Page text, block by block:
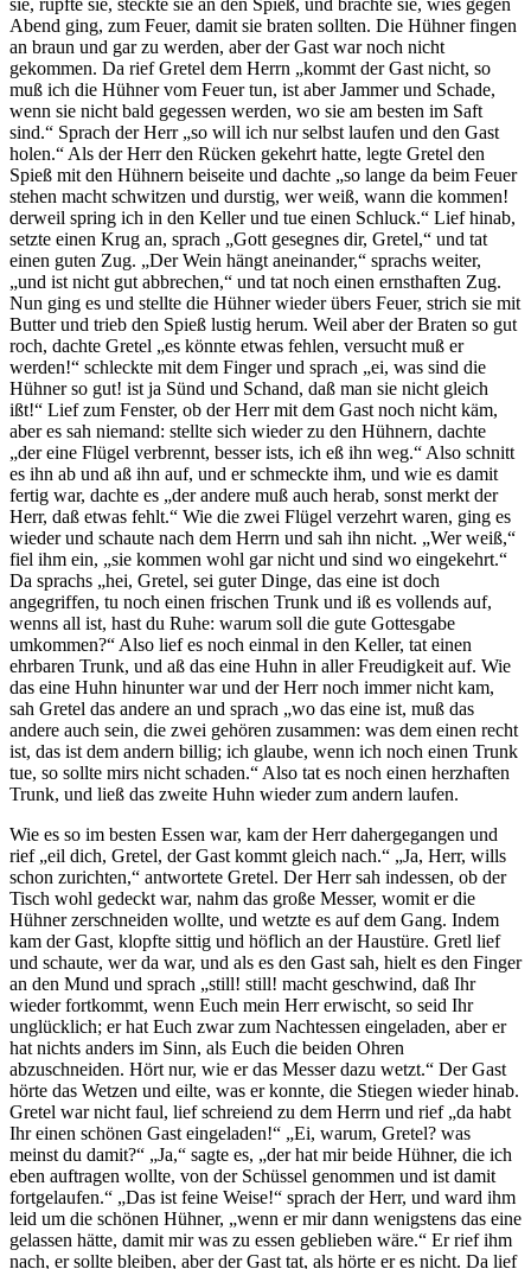
Abend ging, zum Feuer, damit sie braten sollten. Die Hühner fingen
an braun und gar zu werden, aber der Gast war noch nicht
gekommen. Da rief Gretel dem Herrn „kommt der Gast nicht, so
muß ich die Hühner vom Feuer tun, ist aber Jammer und Schade,
wenn sie nicht bald gegessen werden, wo sie am besten im Saft
sind.“ Sprach der Herr „so will ich nur selbst laufen und den Gast
holen.“ Als der Herr den Rücken gekehrt hatte, legte Gretel den
Spieß mit den Hühnern beiseite und dachte „so lange da beim Feuer
stehen macht schwitzen und durstig, wer weiß, wann die kommen!
derweil spring ich in den Keller und tue einen Schluck.“ Lief hinab,
setzte einen Krug an, sprach „Gott gesegnes dir, Gretel,“ und tat
einen guten Zug. „Der Wein hängt aneinander,“ sprachs weiter,
„und ist nicht gut abbrechen,“ und tat noch einen ernsthaften Zug.
Nun ging es und stellte die Hühner wieder übers Feuer, strich sie mit
Butter und trieb den Spieß lustig herum. Weil aber der Braten so gut
roch, dachte Gretel „es könnte etwas fehlen, versucht muß er
werden!“ schleckte mit dem Finger und sprach „ei, was sind die
Hühner so gut! ist ja Sünd und Schand, daß man sie nicht gleich
ißt!“ Lief zum Fenster, ob der Herr mit dem Gast noch nicht käm,
aber es sah niemand: stellte sich wieder zu den Hühnern, dachte
„der eine Flügel verbrennt, besser ists, ich eß ihn weg.“ Also schnitt
es ihn ab und aß ihn auf, und er schmeckte ihm, und wie es damit
fertig war, dachte es „der andere muß auch herab, sonst merkt der
Herr, daß etwas fehlt.“ Wie die zwei Flügel verzehrt waren, ging es
wieder und schaute nach dem Herrn und sah ihn nicht. „Wer weiß,“
fiel ihm ein, „sie kommen wohl gar nicht und sind wo eingekehrt.“
Da sprachs „hei, Gretel, sei guter Dinge, das eine ist doch
angegriffen, tu noch einen frischen Trunk und iß es vollends auf,
wenns all ist, hast du Ruhe: warum soll die gute Gottesgabe
umkommen?“ Also lief es noch einmal in den Keller, tat einen
ehrbaren Trunk, und aß das eine Huhn in aller Freudigkeit auf. Wie
das eine Huhn hinunter war und der Herr noch immer nicht kam,
sah Gretel das andere an und sprach „wo das eine ist, muß das
andere auch sein, die zwei gehören zusammen: was dem einen recht
ist, das ist dem andern billig; ich glaube, wenn ich noch einen Trunk
tue, so sollte mirs nicht schaden.“ Also tat es noch einen herzhaften
Trunk, und ließ das zweite Huhn wieder zum andern laufen.
Wie es so im besten Essen war, kam der Herr dahergegangen und
rief „eil dich, Gretel, der Gast kommt gleich nach.“ „Ja, Herr, wills
schon zurichten,“ antwortete Gretel. Der Herr sah indessen, ob der
Tisch wohl gedeckt war, nahm das große Messer, womit er die
Hühner zerschneiden wollte, und wetzte es auf dem Gang. Indem
kam der Gast, klopfte sittig und höflich an der Haustüre. Gretl lief
und schaute, wer da war, und als es den Gast sah, hielt es den Finger
an den Mund und sprach „still! still! macht geschwind, daß Ihr
wieder fortkommt, wenn Euch mein Herr erwischt, so seid Ihr
unglücklich; er hat Euch zwar zum Nachtessen eingeladen, aber er
hat nichts anders im Sinn, als Euch die beiden Ohren
abzuschneiden. Hört nur, wie er das Messer dazu wetzt.“ Der Gast
hörte das Wetzen und eilte, was er konnte, die Stiegen wieder hinab.
Gretel war nicht faul, lief schreiend zu dem Herrn und rief „da habt
Ihr einen schönen Gast eingeladen!“ „Ei, warum, Gretel? was
meinst du damit?“ „Ja,“ sagte es, „der hat mir beide Hühner, die ich
eben auftragen wollte, von der Schüssel genommen und ist damit
fortgelaufen.“ „Das ist feine Weise!“ sprach der Herr, und ward ihm
leid um die schönen Hühner, „wenn er mir dann wenigstens das eine
gelassen hätte, damit mir was zu essen geblieben wäre.“ Er rief ihm
nach, er sollte bleiben, aber der Gast tat, als hörte er es nicht. Da lief